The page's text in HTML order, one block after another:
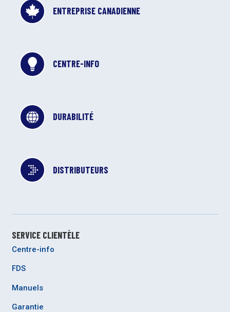
ENTREPRISE CANADIENNE
CENTRE-INFO
DURABILITÉ
DISTRIBUTEURS
SERVICE CLIENTÈLE
Centre-info
FDS
Manuels
Garantie